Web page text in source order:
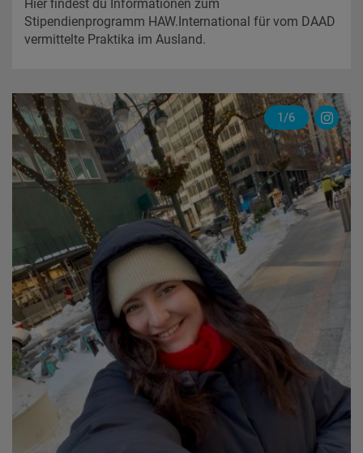
Hier findest du Informationen zum
Stipendienprogramm HAW.International für vom DAAD
vermittelte Praktika im Ausland.
1/6
Sarah
USA
some
news…
#StudierenWe
(Instagram)